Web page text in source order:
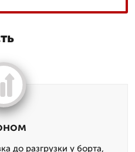
до разгрузки у борта,